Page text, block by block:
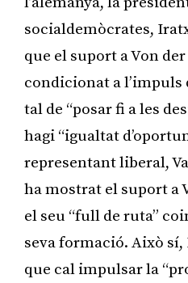
socialdemòcrates,
que el suport a Von
condicionat a l’impuls
tal de “posar fi a les
hagi “igualtat
representant liberal,
ha mostrat el suport a
el seu “full de ruta”
seva formació. Això
que cal impulsar la